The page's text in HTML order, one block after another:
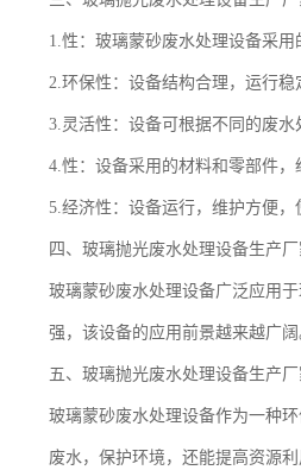
1.性：玻璃蒙砂废水处理设备采
2.环保性：设备结构合理，运行
3.灵活性：设备可根据不同的废水
4.性：设备采用的材料和零部件，
5.经济性：设备运行，维护方便，
四、玻璃抛光废水处理设备生产
玻璃蒙砂废水处理设备广泛应用
强，该设备的应用前景越来越广阔
五、玻璃抛光废水处理设备生产
玻璃蒙砂废水处理设备作为一种
废水，保护环境，还能提高资源